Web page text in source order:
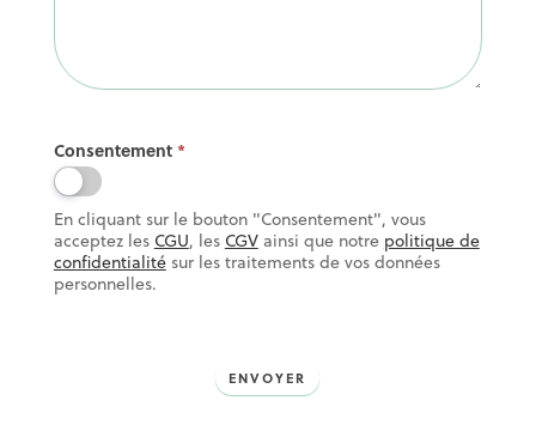
Consentement *
En cliquant sur le bouton "Consentement", vous
acceptez les CGU, les CGVainsi que notre politique de
confidentialitésur les traitements de vos données
personnelles.
ENVOYER